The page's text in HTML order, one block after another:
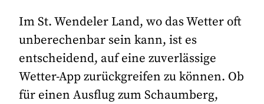
Im St. Wendeler Land, wo das Wetter oft
unberechenbar sein kann, ist es
entscheidend, auf eine zuverlässige
Wetter-App zurückgreifen zu können. Ob
für einen Ausflug zum Schaumberg,